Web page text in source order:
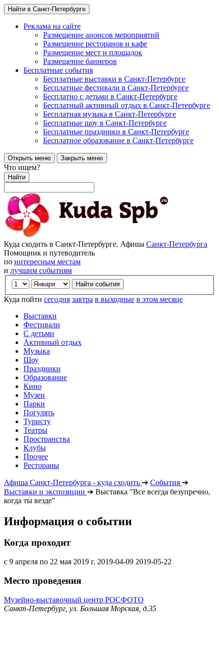
Найти в Санкт-Петербурге
Реклама на сайте
Размещение анонсов мероприятий
Размещение ресторанов и кафе
Размещение мест и площадок
Размещение баннеров
Бесплатные события
Бесплатные выставки в Санкт-Петербурге
Бесплатные фестивали в Санкт-Петербурге
Бесплатно с детьми в Санкт-Петербурге
Бесплатный активный отдых в Санкт-Петербурге
Бесплатная музыка в Санкт-Петербурге
Бесплатные шоу в Санкт-Петербурге
Бесплатные праздники в Санкт-Петербурге
Бесплатное образование в Санкт-Петербурге
Открыть меню Закрыть меню
Что ищем?
Найти
Куда сходить в Санкт-Петербурге. Афиша Санкт-Петербурга
Помощник и путеводитель
по интересным местам
и лучшим событиям
Куда пойти сегодня завтра в выходные в этом месяце
Выставки
Фестивали
С детьми
Активный отдых
Музыка
Шоу
Праздники
Образование
Кино
Музеи
Парки
Погулять
Туристу
Театры
Пространства
Клубы
Прочее
Рестораны
Афиша Санкт-Петербурга - куда сходить ➔ События ➔
Выставки и экспозиции ➔ Выставка "Все всегда безупречно,
когда ты везде"
Информация о событии
Когда проходит
с 9 апреля по 22 мая 2019 г. 2019-04-09 2019-05-22
Место проведения
Музейно-выставочный центр РОСФОТО
Санкт-Петербург, ул. Большая Морская, д.35